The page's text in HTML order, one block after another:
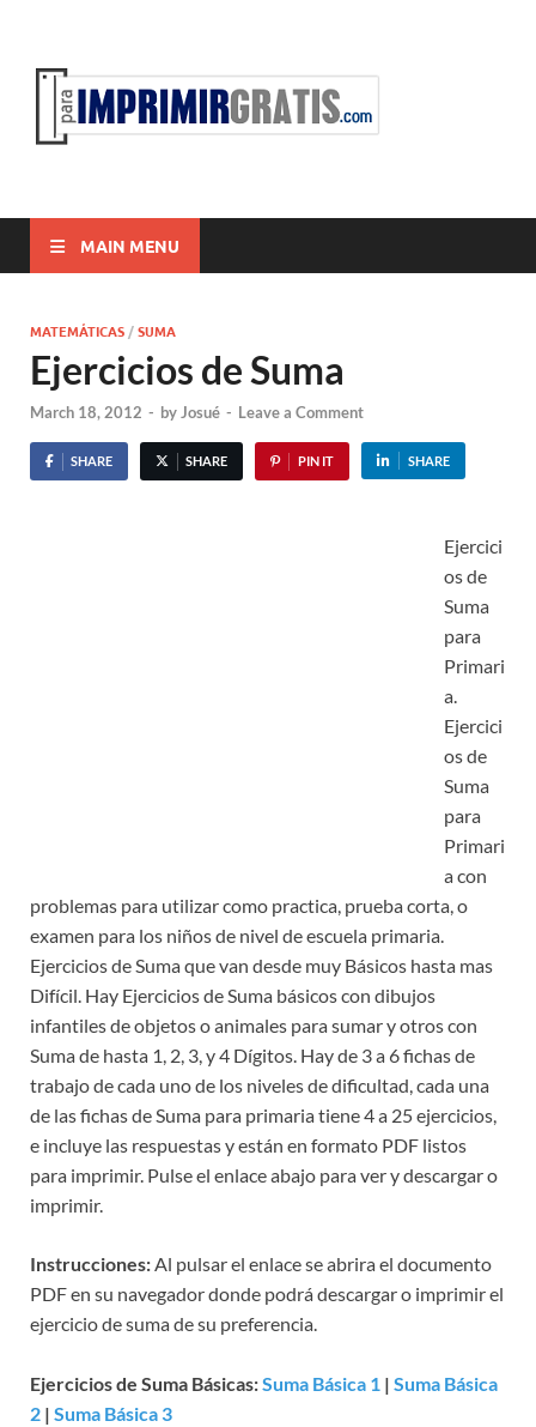
MAIN MENU
MATEMÁTICAS /SUMA
Ejercicios de Suma
March 18, 2012 - byJosué - Leave a Comment
SHARE SHARE PIN IT SHARE
Ejercici
os de
Suma
para
Primari
a.
Ejercici
os de
Suma
para
Primari
a con
problemas para utilizar como practica, prueba corta, o
examen para los niños de nivel de escuela primaria.
Ejercicios de Suma que van desde muy Básicos hasta mas
Difícil. Hay Ejercicios de Suma básicos con dibujos
infantiles de objetos o animales para sumar y otros con
Suma de hasta 1, 2, 3, y 4 Dígitos. Hay de 3 a 6 fichas de
trabajo de cada uno de los niveles de dificultad, cada una
de las fichas de Suma para primaria tiene 4 a 25 ejercicios,
e incluye las respuestas y están en formato PDF listos
para imprimir. Pulse el enlace abajo para ver y descargar o
imprimir.
Instrucciones:Al pulsar el enlace se abrira el documento
PDF en su navegador donde podrá descargar o imprimir el
ejercicio de suma de su preferencia.
Ejercicios de Suma Básicas:Suma Básica 1 | Suma Básica
2 | Suma Básica 3